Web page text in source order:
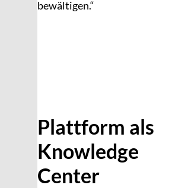
bewältigen.“
Plattform als
Knowledge
Center